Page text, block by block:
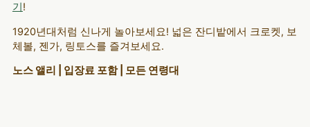
기!
1920년대처럼 신나게 놀아보세요! 넓은 잔디밭에서 크로켓, 보
체볼, 젠가, 링토스를 즐겨보세요.
노스 앨리 | 입장료 포함 | 모든 연령대